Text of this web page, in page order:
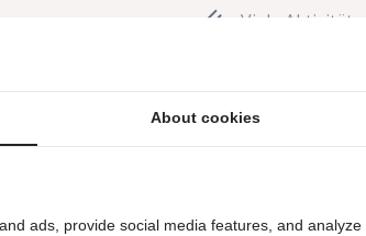
Viele
About cookies
ads, provide social media features, and